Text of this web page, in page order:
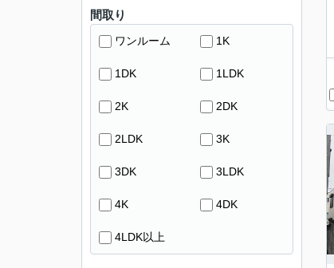
間取り
ワンルーム 1K
1DK 1LDK
2K 2DK
2LDK 3K
3DK 3LDK
4K 4DK
4LDK以上